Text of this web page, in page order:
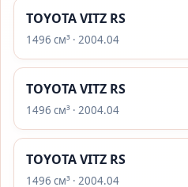
TOYOTA VITZ RS
1496 см³ · 2004.04
TOYOTA VITZ RS
1496 см³ · 2004.04
TOYOTA VITZ RS
1496 см³ · 2004.04